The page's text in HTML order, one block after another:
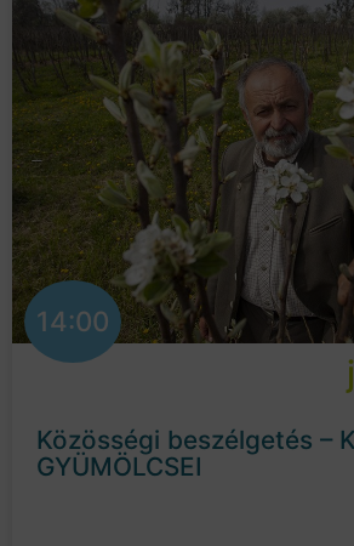
14:00
Közösségi beszélgetés –
GYÜMÖLCSEI